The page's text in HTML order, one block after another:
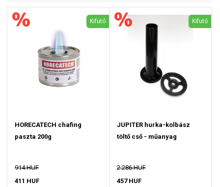
Kifutó
HORECATECH chafing
paszta 200g
914 HUF
411 HUF
Kifutó
JUPITER hurka-kolbász
töltő cső - műanyag
2.286 HUF
457 HUF